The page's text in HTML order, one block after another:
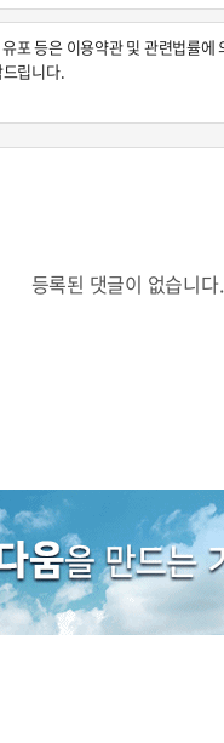
등록된 댓글이 없습니다.